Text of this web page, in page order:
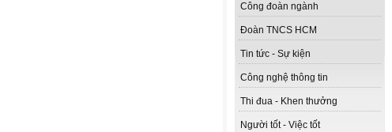
Công đoàn ngành
Đoàn TNCS HCM
Tin tức - Sự kiện
Công nghệ thông tin
Thi đua - Khen thưởng
Người tốt - Việc tốt